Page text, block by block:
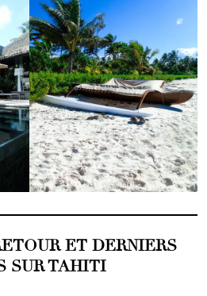
ET DERNIERS
SUR TAHITI